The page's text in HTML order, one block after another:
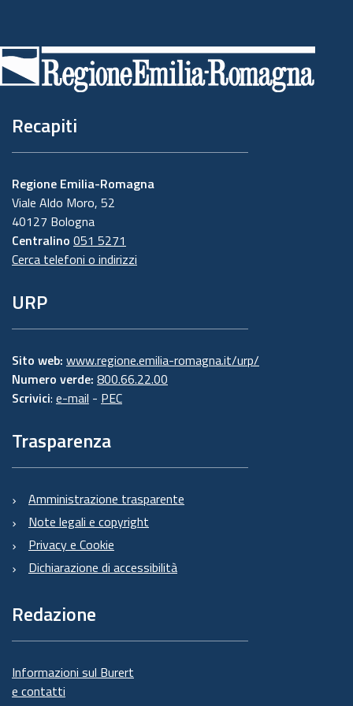
di
pagina
Recapiti
Regione Emilia-Romagna
Viale Aldo Moro, 52
40127 Bologna
Centralino 051 5271
Cerca telefoni o indirizzi
URP
Sito web: www.regione.emilia-romagna.it/urp/
Numero verde: 800.66.22.00
Scrivici: e-mail - PEC
Trasparenza
Amministrazione trasparente
Note legali e copyright
Privacy e Cookie
Dichiarazione di accessibilità
Redazione
Informazioni sul Burert
e contatti